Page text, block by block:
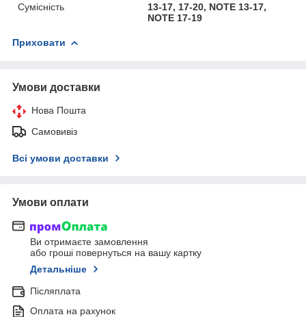
Сумісність
13-17, 17-20, NOTE 13-17,
NOTE 17-19
Приховати
Умови доставки
Нова Пошта
Самовивіз
Всі умови доставки
Умови оплати
Ви отримаєте замовлення
або гроші повернуться на вашу картку
Детальніше
Післяплата
Оплата на рахунок